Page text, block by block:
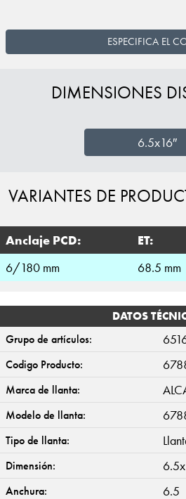
ESPECIFICA EL
DIMENSIONES
6.5x16″
VARIANTES DE
Anclaje PCD: ET:
6/180 mm
68.5 mm
DATOS
Grupo de artículos:
Codigo Producto:
Marca de llanta:
Modelo de llanta:
Tipo de llanta:
Dimensión:
Anchura: 6.5